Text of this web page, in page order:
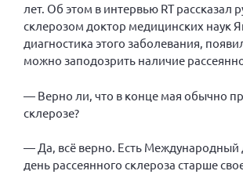
лет. Об этом в интервью RT
склерозом доктор медицинских наук
диагностика этого заболевания,
можно заподозрить наличие
— Верно ли, что в конце мая обычно
склерозе?
— Да, всё верно. Есть Международный
день рассеянного склероза старше